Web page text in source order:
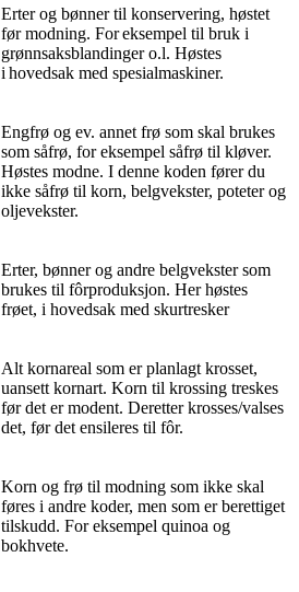
Erter og bønner til konservering, høstet
før modning. For eksempel til bruk i
grønnsaksblandinger o.l. Høstes
i hovedsak med spesialmaskiner.
Engfrø og ev. annet frø som skal brukes
som såfrø, for eksempel såfrø til kløver.
Høstes modne. I denne koden fører du
ikke såfrø til korn, belgvekster, poteter og
oljevekster.
Erter, bønner og andre belgvekster som
brukes til fôrproduksjon. Her høstes
frøet, i hovedsak med skurtresker
Alt kornareal som er planlagt krosset,
uansett kornart. Korn til krossing treskes
før det er modent. Deretter krosses/valses
det, før det ensileres til fôr.
Korn og frø til modning som ikke skal
føres i andre koder, men som er berettiget
tilskudd. For eksempel quinoa og
bokhvete.